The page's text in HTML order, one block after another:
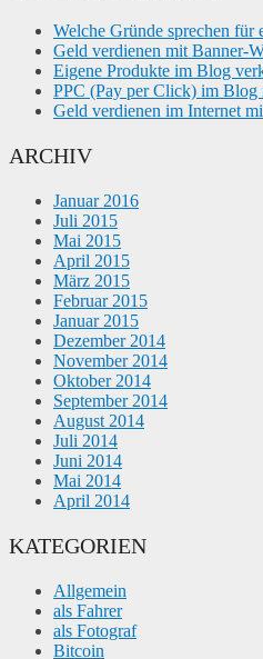
Welche Gründe sprechen für
Geld verdienen mit Banner-
Eigene Produkte im Blog
PPC (Pay per Click) im Blog
Geld verdienen im Internet
ARCHIV
Januar 2016
Juli 2015
Mai 2015
April 2015
März 2015
Februar 2015
Januar 2015
Dezember 2014
November 2014
Oktober 2014
September 2014
August 2014
Juli 2014
Juni 2014
Mai 2014
April 2014
KATEGORIEN
Allgemein
als Fahrer
als Fotograf
Bitcoin